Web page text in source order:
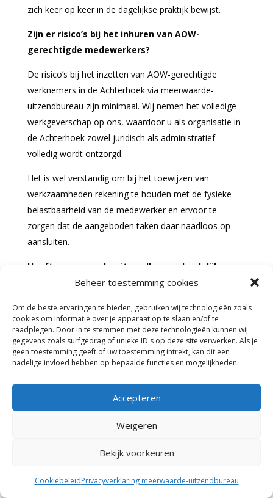
Beheer toestemming cookies
Om de beste ervaringen te bieden, gebruiken wij technologieën zoals
cookies om informatie over je apparaat op te slaan en/of te
raadplegen. Door in te stemmen met deze technologieën kunnen wij
gegevens zoals surfgedrag of unieke ID's op deze site verwerken. Als je
geen toestemming geeft of uw toestemming intrekt, kan dit een
nadelige invloed hebben op bepaalde functies en mogelijkheden.
Accepteren
Weigeren
Bekijk voorkeuren
CookiebeleidPrivacyverklaring meerwaarde-uitzendbureau
zich keer op keer in de dagelijkse praktijk bewijst.
Zijn er risico’s bij het inhuren van AOW-
gerechtigde medewerkers?
De risico’s bij het inzetten van AOW-gerechtigde
werknemers in de Achterhoek via meerwaarde-
uitzendbureau zijn minimaal. Wij nemen het volledige
werkgeverschap op ons, waardoor u als organisatie in
de Achterhoek zowel juridisch als administratief
volledig wordt ontzorgd.
Het is wel verstandig om bij het toewijzen van
werkzaamheden rekening te houden met de fysieke
belastbaarheid van de medewerker en ervoor te
zorgen dat de aangeboden taken daar naadloos op
aansluiten.
Heeft meerwaarde-uitzendbureau landelijke
Ja, meerwaarde-uitzendbureau is actief in de
Achterhoek en opereert daarnaast door heel
Nederland. Ons landelijk netwerk van AOW-gerechtigde
uitzendkrachten is breed inzetbaar in een grote
verscheidenheid aan sectoren en vakgebieden.
Of uw organisatie in de Achterhoek één locatie heeft
of meerdere vestigingen verspreid over de regio,
meerwaarde-uitzendbureau levert flexibel en ervaren
op dat moment nodig heeft.